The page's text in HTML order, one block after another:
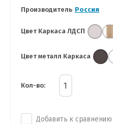
Производитель Россия
Цвет Каркаса ЛДСП
Цвет металл Каркаса
Кол-во:
Добавить к сравнению